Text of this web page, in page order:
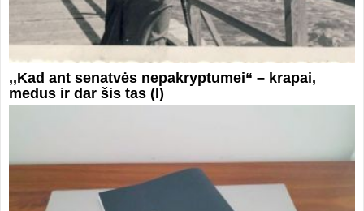
,,Kad ant senatvės nepakryptumei“ – krapai,
medus ir dar šis tas (I)